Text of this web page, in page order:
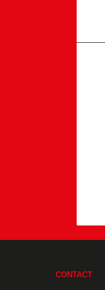
CONTACT